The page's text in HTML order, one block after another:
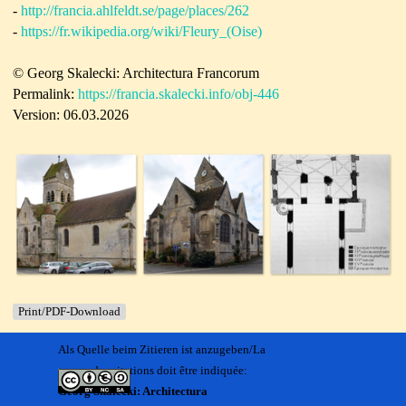
- http://francia.ahlfeldt.se/page/places/262
- https://fr.wikipedia.org/wiki/Fleury_(Oise)
© Georg Skalecki: Architectura Francorum
Permalink: https://francia.skalecki.info/obj-446
Version: 06.03.2026
Print/PDF-Download
Als Quelle beim Zitieren ist anzugeben/La
source des citations doit être indiquée:
Georg Skalecki: Architectura